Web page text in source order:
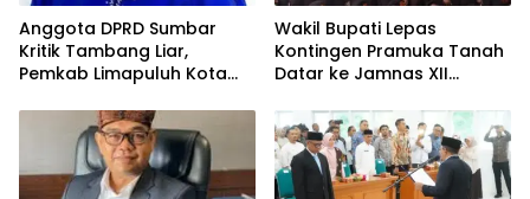
Anggota DPRD Sumbar
Kritik Tambang Liar,
Pemkab Limapuluh Kota
Wakil Bupati Lepas
Kontingen Pramuka Tanah
Datar ke Jamnas XII